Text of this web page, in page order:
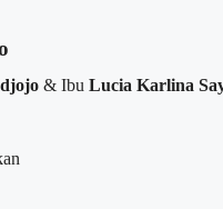
& Ibu Lucia Karlina